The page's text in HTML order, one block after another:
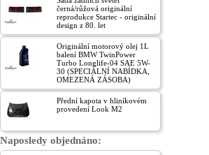
černá/růžová originální
reprodukce Startec - originální
design z 80. let
Originální motorový olej 1L
balení BMW TwinPower
Turbo Longlife-04 SAE 5W-
30 (SPECIÁLNÍ NABÍDKA,
OMEZENÁ ZÁSOBA)
Přední kapota v hliníkovém
provedení Look M2
Naposledy objednáno: